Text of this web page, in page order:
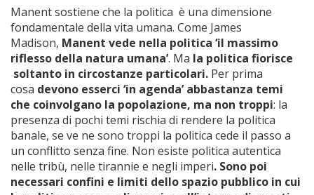
Manent sostiene che la politica è una dimensione
fondamentale della vita umana. Come James
Madison, Manent vede nella politica ‘il massimo
riflesso della natura umana’. Ma la politica fiorisce
soltanto in circostanze particolari. Per prima
cosa devono esserci ‘in agenda’ abbastanza temi
che coinvolgano la popolazione, ma non troppi: la
presenza di pochi temi rischia di rendere la politica
banale, se ve ne sono troppi la politica cede il passo a
un conflitto senza fine. Non esiste politica autentica
nelle tribù, nelle tirannie e negli imperi. Sono poi
necessari confini e limiti dello spazio pubblico in cui